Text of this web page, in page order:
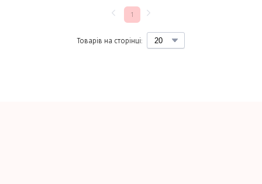
Товарів на сторінці:
1